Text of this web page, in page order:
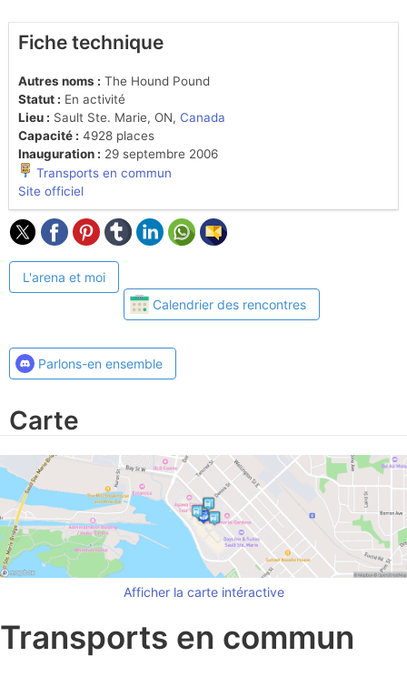
Fiche technique
Autres noms : The Hound Pound
Statut : En activité
Lieu : Sault Ste. Marie, ON, Canada
Capacité : 4928 places
Inauguration : 29 septembre 2006
Transports en commun
Site officiel
L'arena et moi
Calendrier des rencontres
Parlons-en ensemble
Carte
Afficher la carte intéractive
Transports en commun